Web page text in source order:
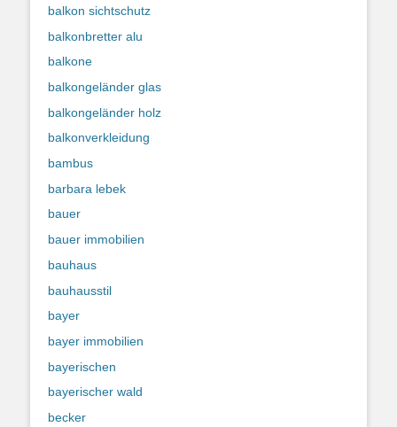
balkon sichtschutz
balkonbretter alu
balkone
balkongeländer glas
balkongeländer holz
balkonverkleidung
bambus
barbara lebek
bauer
bauer immobilien
bauhaus
bauhausstil
bayer
bayer immobilien
bayerischen
bayerischer wald
becker